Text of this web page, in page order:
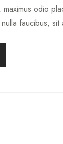
odio
faucibus, sit